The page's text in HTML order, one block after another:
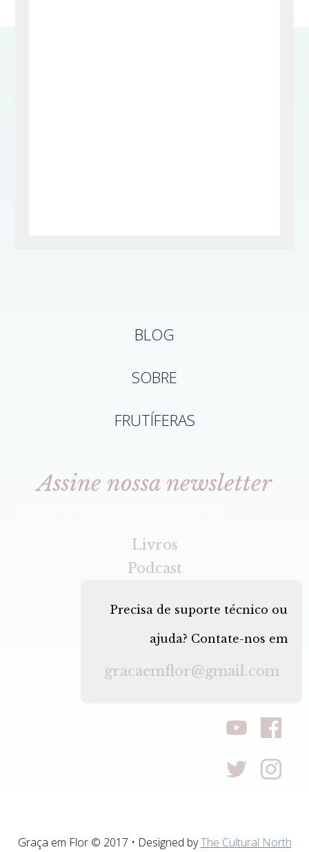
BLOG
SOBRE
FRUTÍFERAS
Assine nossa newsletter
Livros
Podcast
Precisa de suporte técnico ou
ajuda? Contate-nos em
gracaemflor@gmail.com
Graça em Flor © 2017 • Designed byThe Cultural North